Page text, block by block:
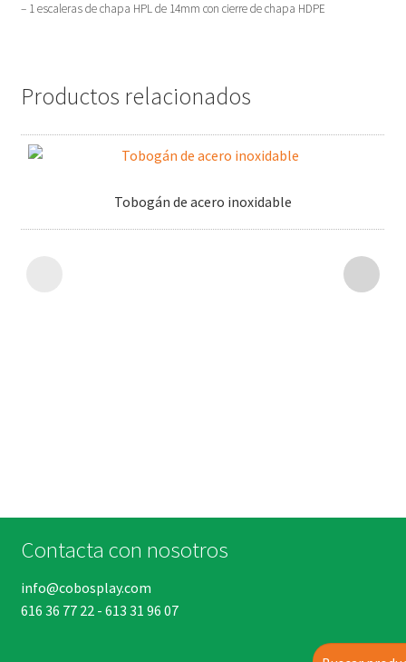
– 1 escaleras de chapa HPL de 14mm con cierre de chapa HDPE
Productos relacionados
Tobogán de acero inoxidable
Contacta con nosotros
info@cobosplay.com
616 36 77 22- 613 31 96 07
Buscar